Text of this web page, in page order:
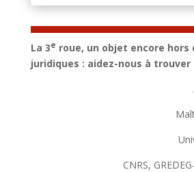
La 3e roue, un objet encore hors
juridiques : aidez-nous à trouver
CNRS,